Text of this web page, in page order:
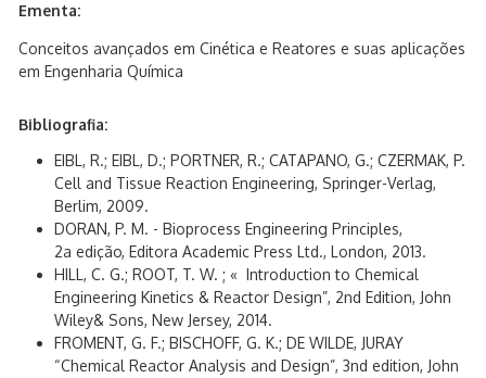
Ementa:
Conceitos avançados em Cinética e Reatores e suas aplicações
em Engenharia Química
Bibliografia:
EIBL, R.; EIBL, D.; PORTNER, R.; CATAPANO, G.; CZERMAK, P.
Cell and Tissue Reaction Engineering, Springer-Verlag,
Berlim, 2009.
DORAN, P. M. - Bioprocess Engineering Principles,
2a edição, Editora Academic Press Ltd., London, 2013.
HILL, C. G.; ROOT, T. W. ; « Introduction to Chemical
Engineering Kinetics & Reactor Design”, 2nd Edition, John
Wiley& Sons, New Jersey, 2014.
FROMENT, G. F.; BISCHOFF, G. K.; DE WILDE, JURAY
“Chemical Reactor Analysis and Design”, 3nd edition, John